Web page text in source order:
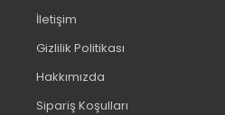
İletişim
Gizlilik Politikası
Hakkımızda
Sipariş Koşulları